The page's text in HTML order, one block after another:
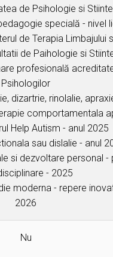
de Psihologie si
specială - nivel
de Terapia Limbajului
de Paihologie si
profesională
Psihologilor
dizartrie, rinolalie,
comportamentala
Help Autism - anul 2025
sau dislalie - anul
si dezvoltare personal -
- 2025
moderna - repere
2026
Nu